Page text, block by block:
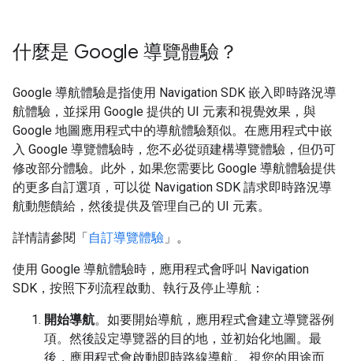
什麼是 Google 導覽體驗？
Google 導航體驗是指使用 Navigation SDK 嵌入即時路況導
航體驗，並採用 Google 提供的 UI 元素和視覺效果，與
Google 地圖應用程式中的導航體驗類似。在應用程式中嵌
入 Google 導覽體驗時，您不必從頭建構導覽體驗，但仍可
修改部分體驗。此外，如果您需要比 Google 導航體驗提供
的更多自訂選項，可以從 Navigation SDK 請求即時路況導
航動態饋給，然後提供及管理自己的 UI 元素。
詳情請參閱「自訂導覽體驗 」。
使用 Google 導航體驗時，應用程式會呼叫 Navigation
SDK，按照下列流程啟動、執行及停止導航：
開始導航。如要開始導航，應用程式會建立導覽器例
項。然後設定導覽器的目的地，並初始化地圖。最
後，應用程式會啟動即時路線導航。 視您的用途而